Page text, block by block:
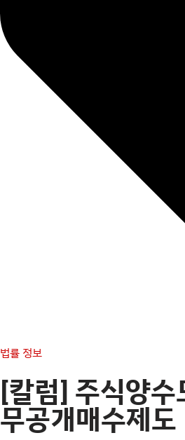
법률 정보
[칼럼] 주식양
무공개매수제도